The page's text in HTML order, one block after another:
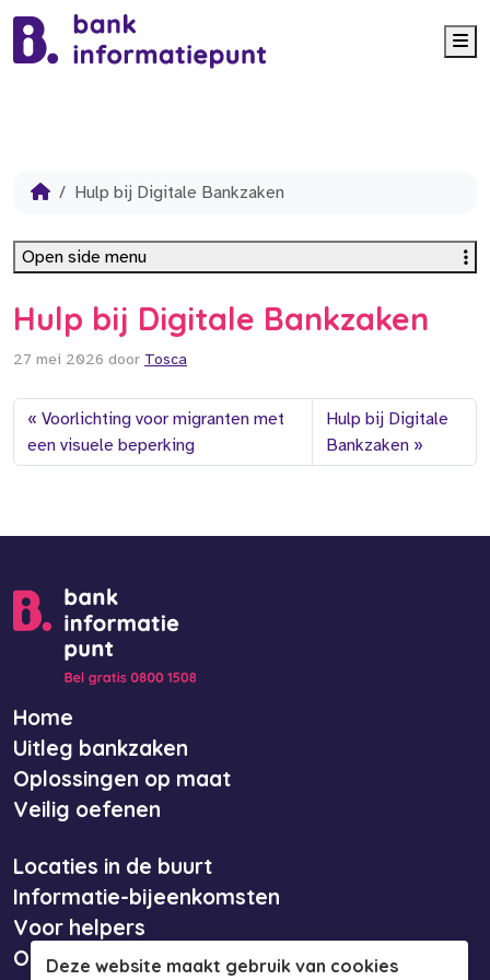
Hulp bij Digitale Bankzaken
Hulp bij Digitale Bankzaken
27 mei 2026 door Tosca
Voorlichting voor migranten met
een visuele beperking
Hulp bij Digitale
Bankzaken
Open side menu
Home
Uitleg bankzaken
Oplossingen op maat
Veilig oefenen
Locaties in de buurt
Informatie-bijeenkomsten
Voor helpers
Over ons
Deze website maakt gebruik van cookies